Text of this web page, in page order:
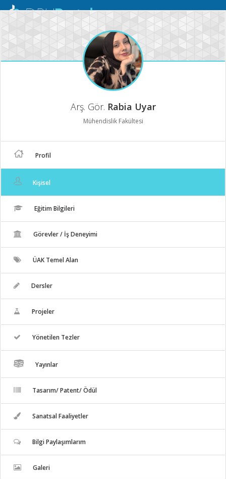
Mobil
Arş. Gör. Rabia Uyar
Mühendislik Fakültesi
Profil
Kişisel
Eğitim Bilgileri
Görevler / İş Deneyimi
ÜAK Temel Alan
Dersler
Projeler
Yönetilen Tezler
Yayınlar
Tasarım/ Patent/ Ödül
Sanatsal Faaliyetler
Bilgi Paylaşımlarım
Galeri